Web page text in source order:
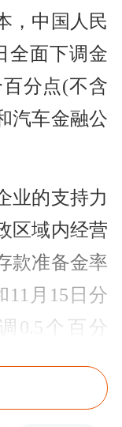
，中国人民
全面下调金
分点(不含
汽车金融公
业的支持力
区域内经营
款准备金率
11月15日分
0.5个百分
降准释放长